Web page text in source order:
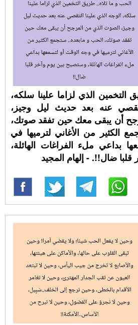
الذي لزاما علينا سلكه،
عنه بعد حديث ليل وجيز،
أن يبقى معك حين تفقد صوتك،
الكثير من الأغاني لترميها في
بداعي ملء الفراغات الهائلة،
ضال!!. - إلهام المجيد